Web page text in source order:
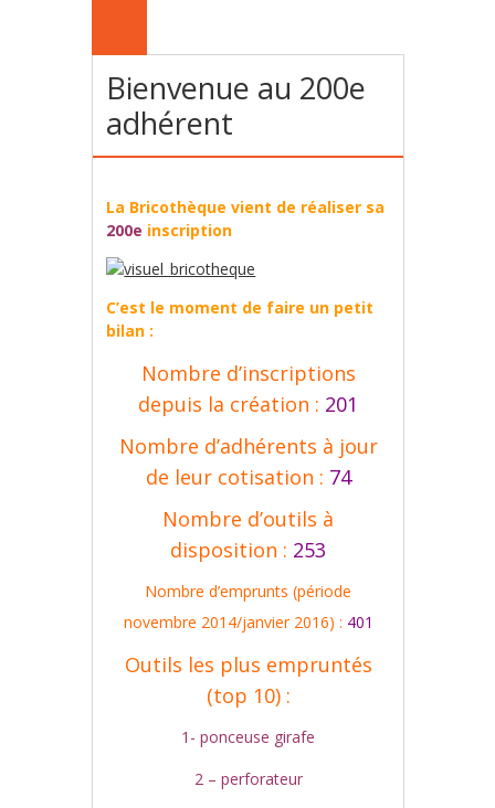
Bienvenue au 200e
adhérent
La Bricothèque vient de réaliser sa
200e inscription
C’est le moment de faire un petit
bilan :
Nombre d’inscriptions
depuis la création : 201
Nombre d’adhérents à jour
de leur cotisation : 74
Nombre d’outils à
disposition : 253
Nombre d’emprunts (période
novembre 2014/janvier 2016) : 401
Outils les plus empruntés
(top 10) :
1- ponceuse girafe
2 – perforateur